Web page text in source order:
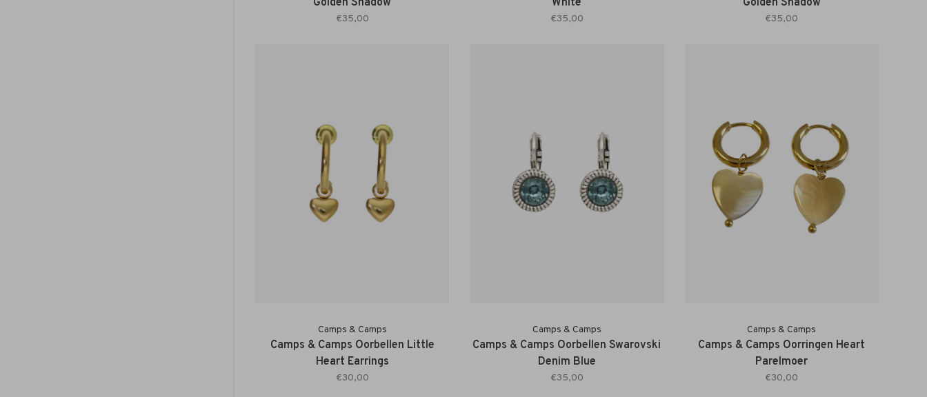
Golden Shadow
€35,00
White
€35,00
Golden Shadow
€35,00
Camps & Camps
Camps & Camps Oorbellen Little
Heart Earrings
€30,00
Camps & Camps
Camps & Camps Oorbellen Swarovski
Denim Blue
€35,00
Camps & Camps
Camps & Camps Oorringen Heart
Parelmoer
€30,00